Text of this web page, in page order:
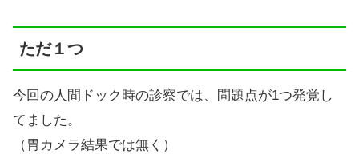
ただ１つ
今回の人間ドック時の診察では、問題点が1つ発覚し
てました。
（胃カメラ結果では無く）